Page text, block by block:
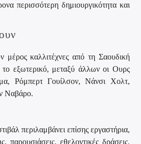
περισσότερη δημιουργικότητα και
μέρος καλλιτέχνες από τη Σαουδική
εξωτερικό, μεταξύ άλλων οι Ουρς
Ρόμπερτ Γουίλσον, Νάνσι Χολτ,
Ναβάρο.
περιλαμβάνει επίσης εργαστήρια,
παρουσιάσεις, εθελοντικές δράσεις,